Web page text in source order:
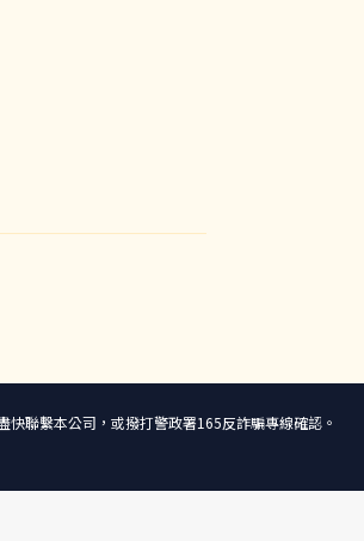
聯繫本公司，或撥打警政署165反詐騙專線確認。